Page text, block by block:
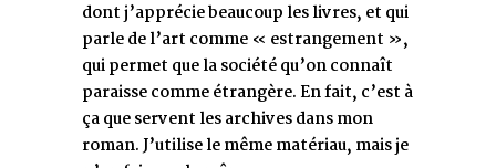
dont j’apprécie beaucoup les livres, et qui
parle de l’art comme « estrangement »,
qui permet que la société qu’on connaît
paraisse comme étrangère. En fait, c’est à
ça que servent les archives dans mon
roman. J’utilise le même matériau, mais je